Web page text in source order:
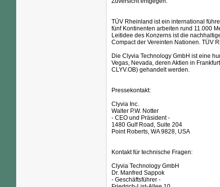
TÜV Rheinland ist ein international
fünf Kontinenten arbeiten rund 11.000
Leitidee des Konzerns ist die
Compact der Vereinten Nationen. TÜV
Die Clyvia Technology GmbH ist eine
Vegas, Nevada, deren Aktien in
CLYV.OB) gehandelt werden.
Pressekontakt:
Clyvia Inc.
Walter P.W. Notter
- CEO und Präsident -
1480 Gulf Road, Suite 204
Point Roberts, WA 9828, USA
Kontakt für technische Fragen:
Clyvia Technology GmbH
Dr. Manfred Sappok
- Geschäftsführer -